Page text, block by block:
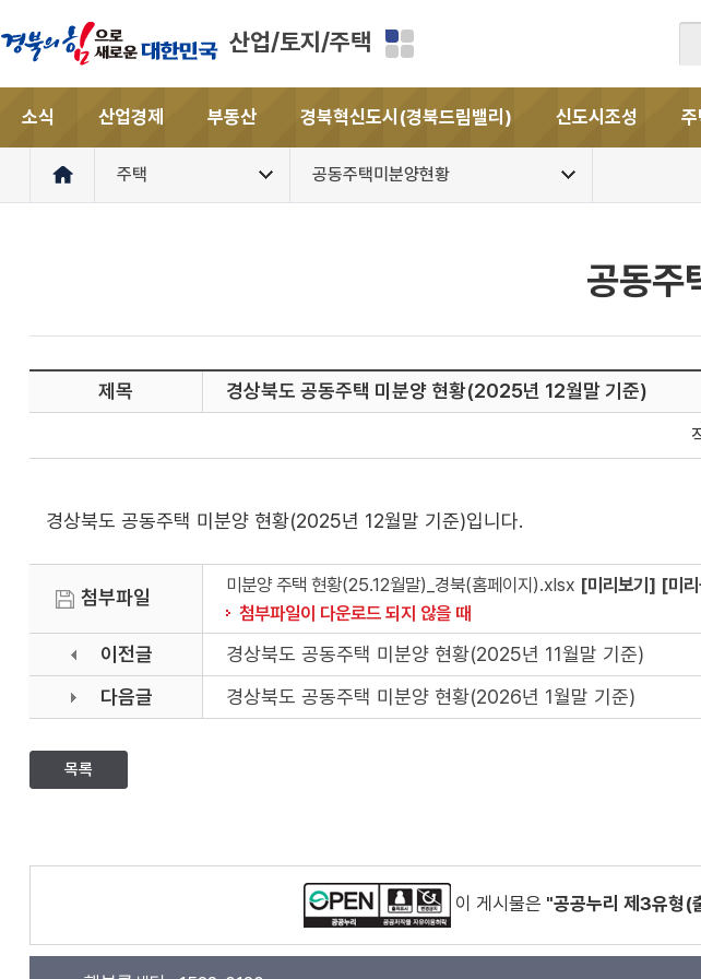
산업/토지/주택
소식 산업경제 부동산 경북혁신도시(경북드림밸리) 신도시조성 주
주택 공동주택미분양현황
공동주
제목
경상북도 공동주택 미분양 현황(2025년 12월말 기준)
경상북도 공동주택 미분양 현황(2025년 12월말 기준)입니다.
첨부파일
미분양 주택 현황(25.12월말)_경북(홈페이지).xlsx [미리보기] [미
첨부파일이 다운로드 되지 않을 때
이전글
경상북도 공동주택 미분양 현황(2025년 11월말 기준)
다음글
경상북도 공동주택 미분양 현황(2026년 1월말 기준)
목록
이 게시물은 "공공누리 제3유형(